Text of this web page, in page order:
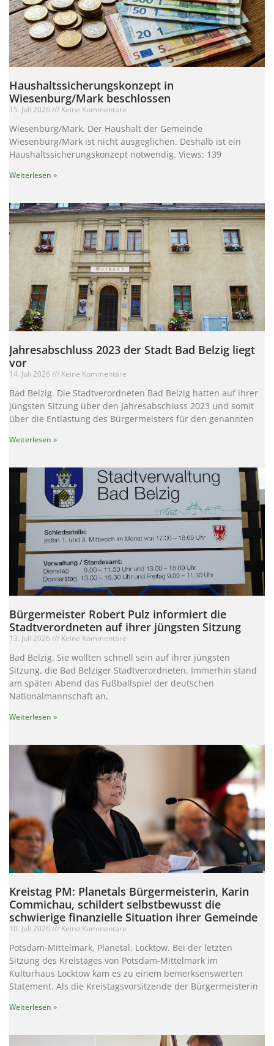
Haushaltssicherungskonzept in
Wiesenburg/Mark beschlossen
15. Juli 2026 Keine Kommentare
Wiesenburg/Mark. Der Haushalt der Gemeinde
Wiesenburg/Mark ist nicht ausgeglichen. Deshalb ist ein
Haushaltssicherungskonzept notwendig. Views: 139
Weiterlesen »
Jahresabschluss 2023 der Stadt Bad Belzig liegt
vor
14. Juli 2026 Keine Kommentare
Bad Belzig. Die Stadtverordneten Bad Belzig hatten auf ihrer
jüngsten Sitzung über den Jahresabschluss 2023 und somit
über die Entlastung des Bürgermeisters für den genannten
Weiterlesen »
Bürgermeister Robert Pulz informiert die
Stadtverordneten auf ihrer jüngsten Sitzung
13. Juli 2026 Keine Kommentare
Bad Belzig. Sie wollten schnell sein auf ihrer jüngsten
Sitzung, die Bad Belziger Stadtverordneten. Immerhin stand
am späten Abend das Fußballspiel der deutschen
Nationalmannschaft an,
Weiterlesen »
Kreistag PM: Planetals Bürgermeisterin, Karin
Commichau, schildert selbstbewusst die
schwierige finanzielle Situation ihrer Gemeinde
10. Juli 2026 Keine Kommentare
Potsdam-Mittelmark, Planetal, Locktow. Bei der letzten
Sitzung des Kreistages von Potsdam-Mittelmark im
Kulturhaus Locktow kam es zu einem bemerksenswerten
Statement. Als die Kreistagsvorsitzende der Bürgermeisterin
Weiterlesen »